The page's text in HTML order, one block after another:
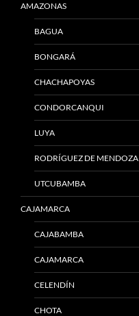
AMAZONAS
BAGUA
BONGARÁ
CHACHAPOYAS
CONDORCANQUI
LUYA
RODRÍGUEZ DE MENDOZA
UTCUBAMBA
CAJAMARCA
CAJABAMBA
CAJAMARCA
CELENDÍN
CHOTA